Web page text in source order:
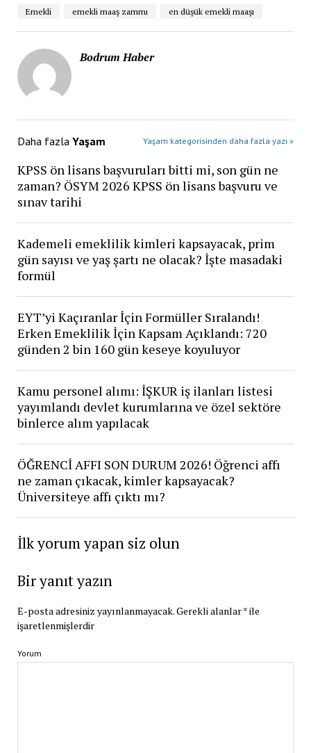
Emekli emekli maaş zammı en düşük emekli maaşı
Bodrum Haber
Daha fazla Yaşam Yaşam kategorisinden daha fazla yazı »
KPSS ön lisans başvuruları bitti mi, son gün ne
zaman? ÖSYM 2026 KPSS ön lisans başvuru ve
sınav tarihi
Kademeli emeklilik kimleri kapsayacak, prim
gün sayısı ve yaş şartı ne olacak? İşte masadaki
formül
EYT’yi Kaçıranlar İçin Formüller Sıralandı!
Erken Emeklilik İçin Kapsam Açıklandı: 720
günden 2 bin 160 gün keseye koyuluyor
Kamu personel alımı: İŞKUR iş ilanları listesi
yayımlandı devlet kurumlarına ve özel sektöre
binlerce alım yapılacak
ÖĞRENCİ AFFI SON DURUM 2026! Öğrenci affı
ne zaman çıkacak, kimler kapsayacak?
Üniversiteye affı çıktı mı?
İlk yorum yapan siz olun
Bir yanıt yazın
E-posta adresiniz yayınlanmayacak.Gerekli alanlar*ile
işaretlenmişlerdir
Yorum